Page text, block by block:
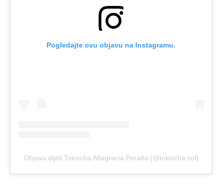
Pogledajte ovu objavu na Instagramu.
Objavu dijeli Tokischa Altagracia Peralta (@tokischa.sol)